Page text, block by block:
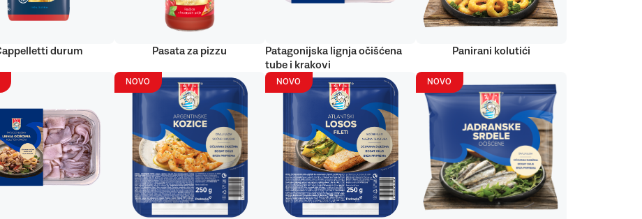
durum Pasata za pizzu
Patagonijska lignja očišćena
tube i krakovi
Panirani kolutići
NOVO NOVO NOVO